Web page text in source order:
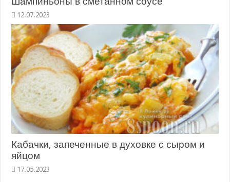
Кабачки, запеченные в духовке с сыром и
яйцом